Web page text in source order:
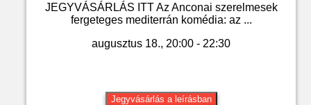
JEGYVÁSÁRLÁS ITT Az Anconai szerelmesek
fergeteges mediterrán komédia: az ...
augusztus 18., 20:00 - 22:30
Jegyvásárlás a leírásban